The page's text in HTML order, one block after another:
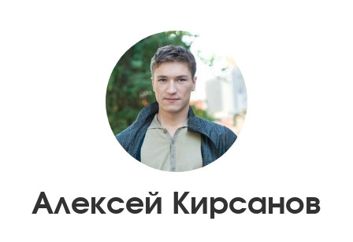
Алексей Кирсанов